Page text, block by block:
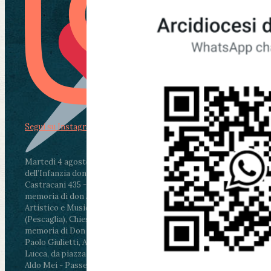
Martedì 4 agosto2026
ore 11:30 - Lucca, Scuola
dell’Infanzia don Aldo Mei - Viale Castruccio
Castracani 435 - Inaugurazione murales in
memoria di don Aldo Mei curato dal Liceo
Artistico e Musicale “Passaglia”
ore 18 - Fiano
(Pescaglia), Chiesa parrocchiale - Messa in
memoria di Don Aldo Mei celebrata da mons.
Paolo Giulietti, Arcivescovo di Lucca
ore 20.30 -
Lucca, da piazza San Michele al Cippo di don
Aldo Mei - Passeggiata della Memoria in alcuni
Segui su Instagram